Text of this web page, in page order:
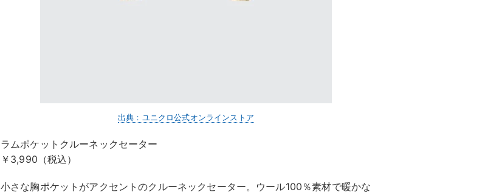
出典：ユニクロ公式オンラインストア
ラムポケットクルーネックセーター
￥3,990（税込）
小さな胸ポケットがアクセントのクルーネックセーター。ウール100％素材で暖かな